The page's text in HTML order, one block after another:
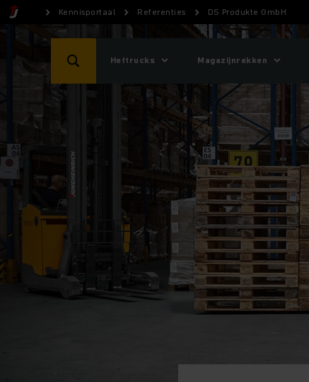
Kennisportaal Referenties DS Produkte GmbH
Heftrucks Magazijnrekken